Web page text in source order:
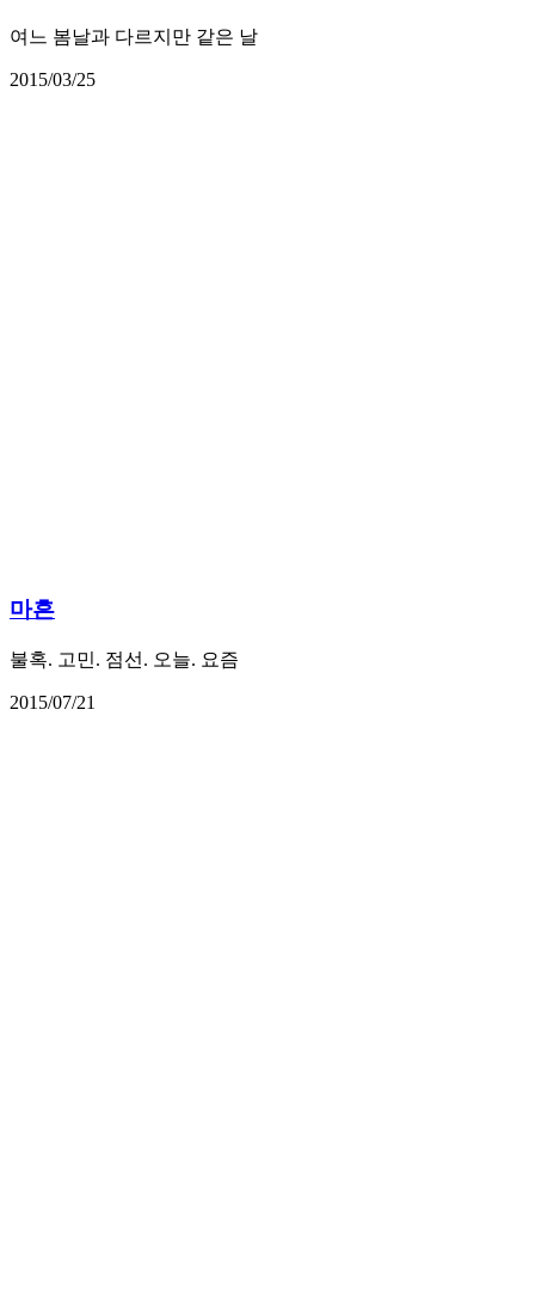
여느 봄날과 다르지만 같은 날
2015/03/25
마흔
불혹. 고민. 점선. 오늘. 요즘
2015/07/21